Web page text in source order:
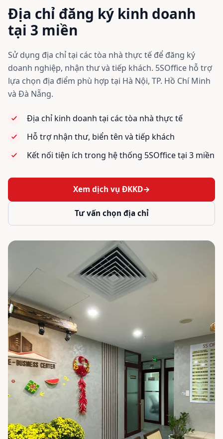
Địa chỉ đăng ký kinh doanh
tại 3 miền
Sử dụng địa chỉ tại các tòa nhà thực tế để đăng ký
doanh nghiệp, nhận thư và tiếp khách. 5SOffice hỗ trợ
lựa chọn địa điểm phù hợp tại Hà Nội, TP. Hồ Chí Minh
và Đà Nẵng.
Địa chỉ kinh doanh tại các tòa nhà thực tế
Hỗ trợ nhận thư, biển tên và tiếp khách
Kết nối tiện ích trong hệ thống 5SOffice tại 3 miền
Xem dịch vụ ĐKKD→
Tư vấn chọn địa chỉ